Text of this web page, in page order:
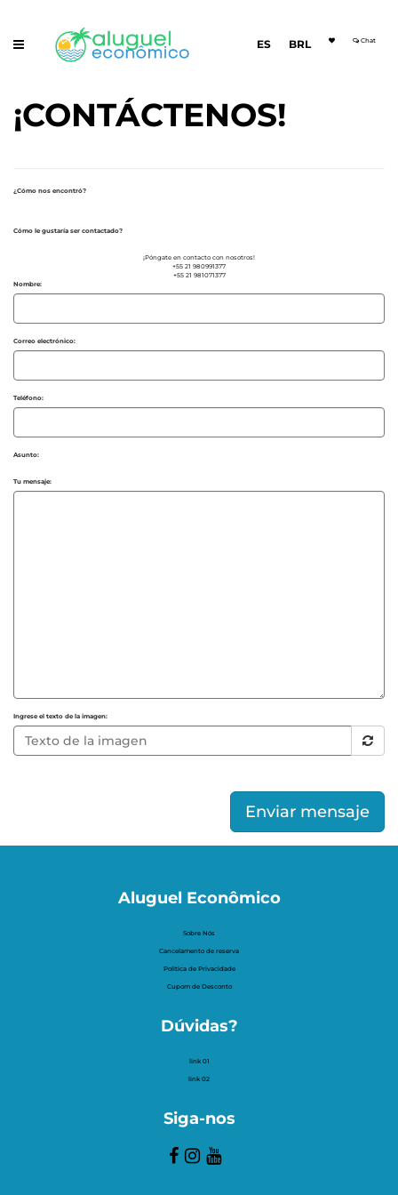
ES BRL Chat
¡CONTÁCTENOS!
¿Cómo nos encontró?
Cómo le gustaría ser contactado?
¡Póngate en contacto con nosotros!
+55 21 980991377
+55 21 981071377
Nombre:
Correo electrónico:
Teléfono:
Asunto:
Tu mensaje:
Ingrese el texto de la imagen:
Enviar mensaje
Aluguel Econômico
Sobre Nós
Cancelamento de reserva
Politica de Privacidade
Cupom de Desconto
Dúvidas?
link 01
link 02
Siga-nos